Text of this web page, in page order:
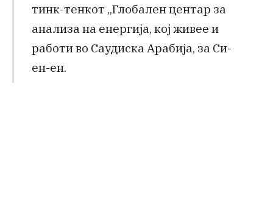
тинк-тенкот „Глобален центар за
анализа на енергија, кој живее и
работи во Саудиска Арабија, за Си-
ен-ен.